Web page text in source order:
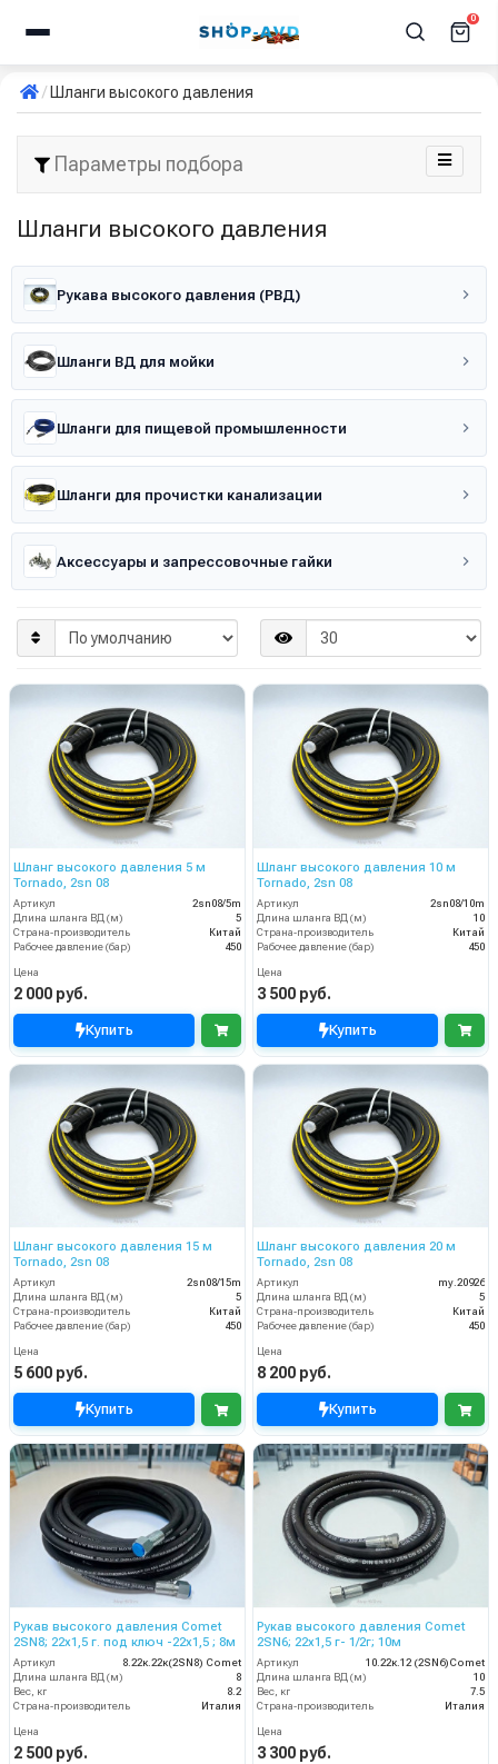
0
Шланги высокого давления
Параметры подбора
Шланги высокого давления
Рукава высокого давления (РВД)
Шланги ВД для мойки
Шланги для пищевой промышленности
Шланги для прочистки канализации
Аксессуары и запрессовочные гайки
Шланг высокого давления 5 м
Tornado, 2sn 08
Артикул
2sn08/5m
Длина шланга ВД (м)
5
Страна-производитель
Китай
Рабочее давление (бар)
450
Цена
2 000 руб.
Купить
Шланг высокого давления 10 м
Tornado, 2sn 08
Артикул
2sn08/10m
Длина шланга ВД (м)
10
Страна-производитель
Китай
Рабочее давление (бар)
450
Цена
3 500 руб.
Купить
Шланг высокого давления 15 м
Tornado, 2sn 08
Артикул
2sn08/15m
Длина шланга ВД (м)
5
Страна-производитель
Китай
Рабочее давление (бар)
450
Цена
5 600 руб.
Купить
Шланг высокого давления 20 м
Tornado, 2sn 08
Артикул
my.20926
Длина шланга ВД (м)
5
Страна-производитель
Китай
Рабочее давление (бар)
450
Цена
8 200 руб.
Купить
Рукав высокого давления Comet
2SN8; 22х1,5 г. под ключ -22х1,5 ; 8м
Артикул
8.22к.22к(2SN8) Comet
Длина шланга ВД (м)
8
Вес, кг
8.2
Страна-производитель
Италия
Цена
2 500 руб.
Рукав высокого давления Comet
2SN6; 22х1,5 г- 1/2г; 10м
Артикул
10.22к.12 (2SN6)Comet
Длина шланга ВД (м)
10
Вес, кг
7.5
Страна-производитель
Италия
Цена
3 300 руб.